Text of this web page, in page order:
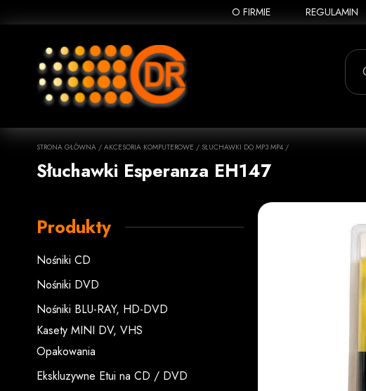
O FIRMIE REGULAMIN
STRONA GŁÓWNA / AKCESORIA KOMPUTEROWE / SŁUCHAWKI DO MP3 MP4 /
Słuchawki Esperanza EH147
Produkty
Nośniki CD
Nośniki DVD
Nośniki BLU-RAY, HD-DVD
Kasety MINI DV, VHS
Opakowania
Ekskluzywne Etui na CD / DVD